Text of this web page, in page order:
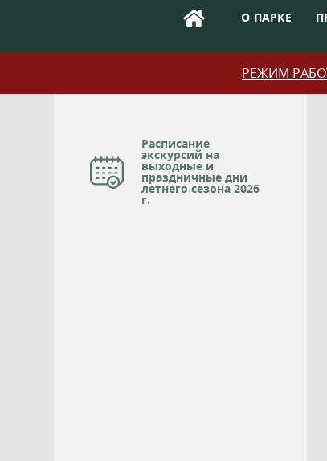
О ПАРКЕ
РЕЖИМ
Расписание
экскурсий на
выходные и
праздничные дни
летнего сезона 2026
г.